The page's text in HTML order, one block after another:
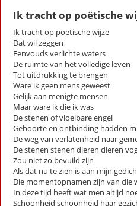
op thema
-- Alle thema's --
Lucebert
De zeer oude zingt
Dichter
Ik tracht op poëtische wijze
«First‹Previous
1 ›Next»Last
Ik tracht op poëtische
Ik tracht op poëtische wijze
Dat wil zeggen
Eenvouds verlichte waters
De ruimte van het volledige leven
Tot uitdrukking te brengen
Ware ik geen mens geweest
Gelijk aan menigte mensen
Maar ware ik die ik was
De stenen of vloeibare engel
Geboorte en ontbinding hadden
De weg van verlatenheid naar
De stenen stenen dieren dieren
Zou niet zo bevuild zijn
Als dat nu te zien is aan mijn
Die momentopnamen zijn van die
In deze tijd heeft wat men altijd
Schoonheid schoonheid haar